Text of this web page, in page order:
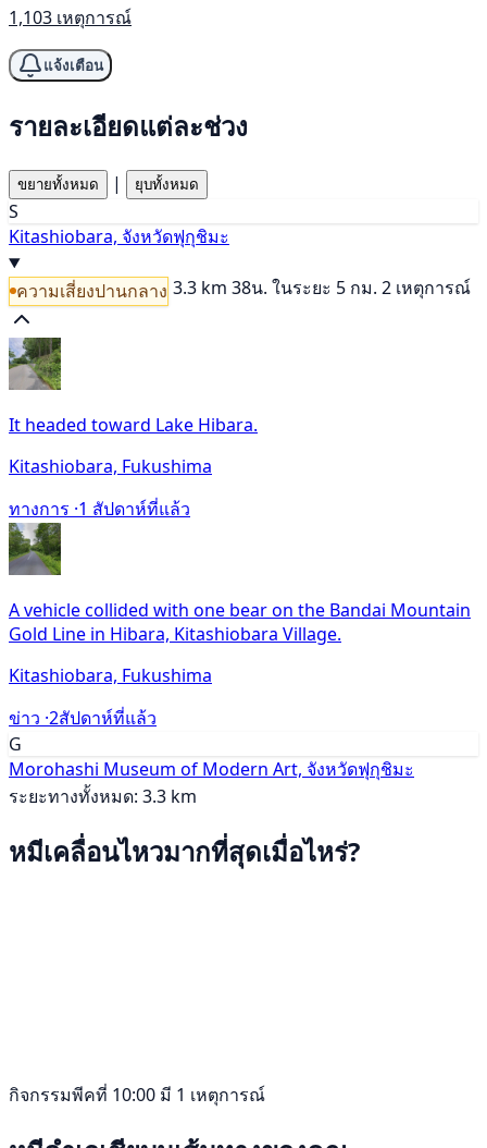
1,103 เหตุการณ์
แจ้งเตือน
รายละเอียดแต่ละช่วง
ขยายทั้งหมด | ยุบทั้งหมด
S
Kitashiobara, จังหวัดฟุกุชิมะ
ความเสี่ยงปานกลาง 3.3 km 38น. ในระยะ 5 กม. 2 เหตุการณ์
It headed toward Lake Hibara.
Kitashiobara, Fukushima
ทางการ ·1 สัปดาห์ที่แล้ว
A vehicle collided with one bear on the Bandai Mountain
Gold Line in Hibara, Kitashiobara Village.
Kitashiobara, Fukushima
ข่าว ·2สัปดาห์ที่แล้ว
G
Morohashi Museum of Modern Art, จังหวัดฟุกุชิมะ
ระยะทางทั้งหมด: 3.3 km
หมีเคลื่อนไหวมากที่สุดเมื่อไหร่?
กิจกรรมพีคที่ 10:00 มี 1 เหตุการณ์